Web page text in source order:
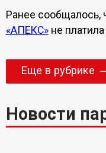
Ранее сообщалось,
«АПЕКС»не платила
Еще в рубрике
Новости